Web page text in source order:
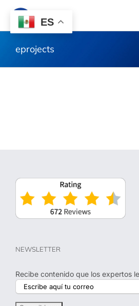
eprojects
NEWSLETTER
Recibe contenido que los expertos
ES